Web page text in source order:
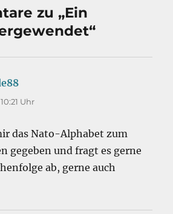
zu „Ein
Uhr
das Nato-Alphabet zum
gegeben und fragt es gerne
ab, gerne auch